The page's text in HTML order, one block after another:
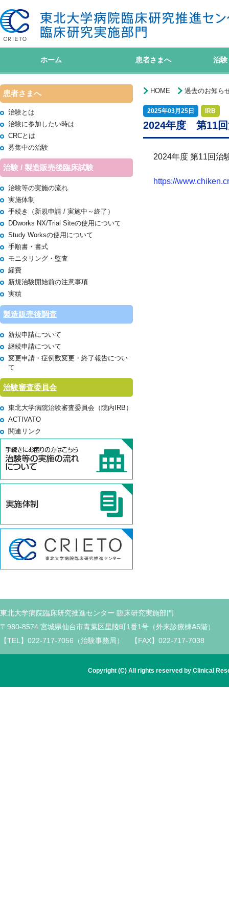
ホーム 患者さまへ 治験
患者さまへ
治験とは
治験に参加したい時は
CRCとは
募集中の治験
治験 / 製造販売後臨床試験
治験等の実施の流れ
実施体制
手続き（新規申請 / 実施中～終了）
DDworks NX/Trial Siteの使用について
Study Worksの使用について
手順書・書式
モニタリング・監査
経費
新規治験開始前の注意事項
実績
製造販売後調査
新規申請について
継続申請について
変更申請・症例数変更・終了報告につい
て
治験審査委員会
東北大学病院治験審査委員会（院内IRB）
ACTIVATO
関連リンク
HOME 過去のお知ら
2025年03月25日 IRB
2024年度 第11回
2024年度 第11回治
https://
東北大学病院臨床研究推進センター 臨床研究実施部門
〒980-8574 宮城県仙台市青葉区星陵町1番1号（外来診療棟A5階）
【TEL】022-717-7056（治験事務局） 【FAX】022-717-7038
Copyright (C) All rights reserved by Clinical